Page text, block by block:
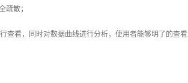
疏散；
看，同时对数据曲线进行分析，使用者能够明了的查看